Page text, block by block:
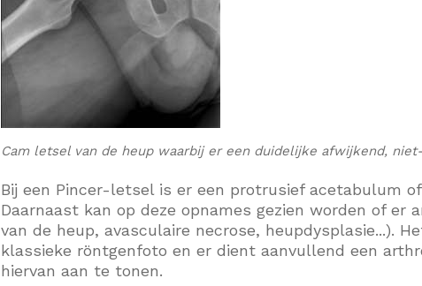
Cam letsel van de heup waarbij er een duidelijke afwijkend,
Bij een Pincer-letsel is er een protrusief acetabulum
Daarnaast kan op deze opnames gezien worden of er
van de heup, avasculaire necrose, heupdysplasie...).
klassieke röntgenfoto en er dient aanvullend een
hiervan aan te tonen.